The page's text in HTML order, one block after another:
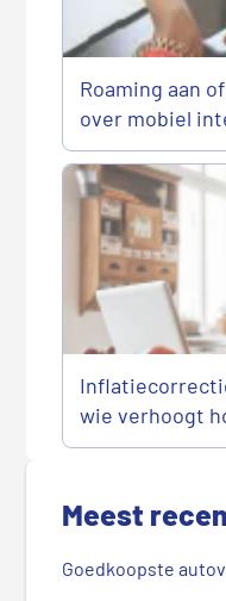
Roaming aan
over mobiel
wie verhoogt
Meest
Goedkoopste